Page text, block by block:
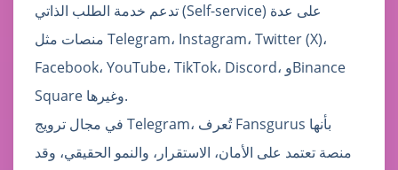
تدعم خدمة الطلب الذاتي (Self-service) على عدة
منصات مثل Telegram، Instagram، Twitter (X)،
Facebook، YouTube، TikTok، Discord، وBinance
Square وغيرها.
في مجال ترويج Telegram، تُعرف Fansgurus بأنها
منصة تعتمد على الأمان، الاستقرار، والنمو الحقيقي، وقد